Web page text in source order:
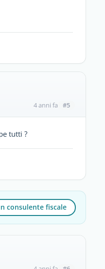
4 anni fa #5
tutti ?
consulente fiscale